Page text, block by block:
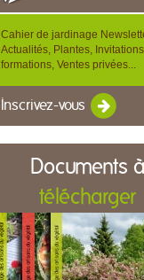
Cahier de jardinage
Actualités, Plantes,
formations, Ventes privées...
Inscrivez-vous
Documents à
télécharger